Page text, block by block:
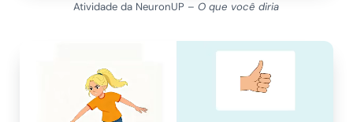
Atividade da NeuronUP –O que você diria